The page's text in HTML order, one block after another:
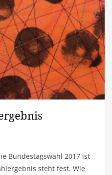
Bundestagswahl 2017 ist
steht fest. Wie